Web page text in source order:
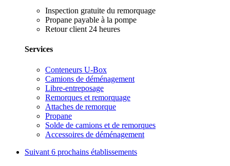
Inspection gratuite du remorquage
Propane payable à la pompe
Retour client 24 heures
Services
Conteneurs U-Box
Camions de déménagement
Libre-entreposage
Remorques et remorquage
Attaches de remorque
Propane
Solde de camions et de remorques
Accessoires de déménagement
Suivant 6 prochains établissements